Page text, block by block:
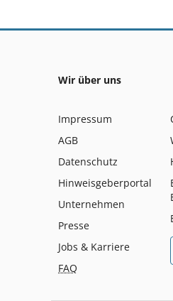
Wir über uns
Impressum
AGB
Datenschutz
Hinweisgeberportal
Unternehmen
Presse
Jobs & Karriere
FAQ